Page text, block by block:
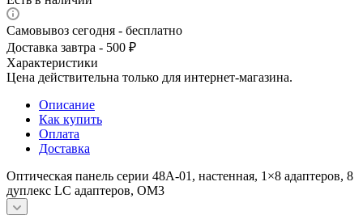
Самовывоз сегодня - бесплатно
Доставка завтра - 500 ₽
Характеристики
Цена действительна только для интернет-магазина.
Описание
Как купить
Оплата
Доставка
Оптическая панель серии 48A-01, настенная, 1×8 адаптеров, 8
дуплекс LC адаптеров, OM3